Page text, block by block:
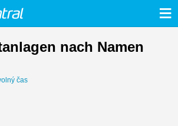
≡
nach Namen
čas